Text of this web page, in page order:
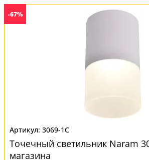
-67%
3069-1C
Точечный светильник Naram
магазина